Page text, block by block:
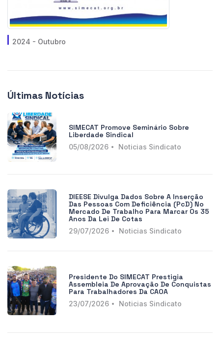
2024 - Outubro
Últimas Notícias
SIMECAT Promove Seminário Sobre
Liberdade Sindical
05/08/2026 Noticias Sindicato
DIEESE Divulga Dados Sobre A Inserção
Das Pessoas Com Deficiência (PcD) No
Mercado De Trabalho Para Marcar Os 35
Anos Da Lei De Cotas
29/07/2026 Noticias Sindicato
Presidente Do SIMECAT Prestigia
Assembleia De Aprovação De Conquistas
Para Trabalhadores Da CAOA
23/07/2026 Noticias Sindicato